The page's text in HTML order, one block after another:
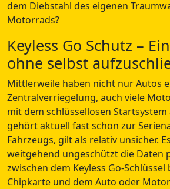
dem Diebstahl des eigenen
Motorrads?
Keyless Go Schutz –
ohne selbst
Mittlerweile haben nicht nur Autos
Zentralverriegelung, auch viele
mit dem schlüssellosen Startsystem
gehört aktuell fast schon zur
Fahrzeugs, gilt als relativ unsicher.
weitgehend ungeschützt die Daten
zwischen dem Keyless Go-Schlüssel
Chipkarte und dem Auto oder